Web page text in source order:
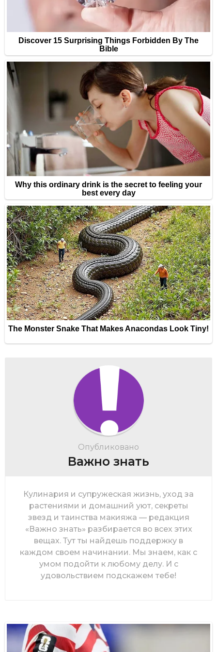
Опубликовано
Важно знать
Кулинария и супружеская жизнь, уход за
растениями и домашний уют, секреты
звезд и таинства макияжа — редакция
«Важно знать» разбирается во всех этих
вещах. Тут ты найдешь поддержку в
каждом своем начинании. Мы знаем, как с
умом подойти к любому делу. И с
удовольствием подскажем тебе!